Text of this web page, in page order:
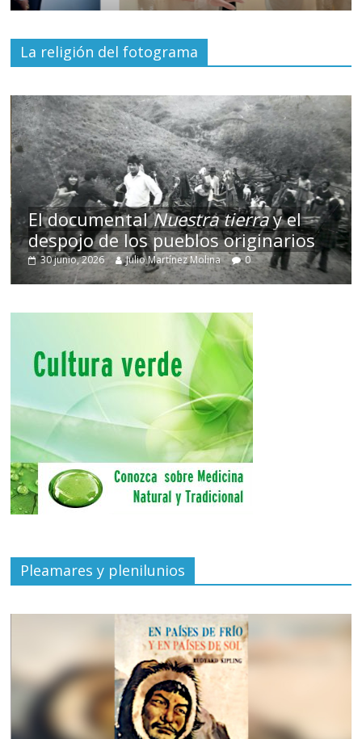
La religión del fotograma
El documentalNuestra tierray el
despojo de los pueblos originarios
30 junio, 2026 Julio Martínez Molina 0
Pleamares y plenilunios